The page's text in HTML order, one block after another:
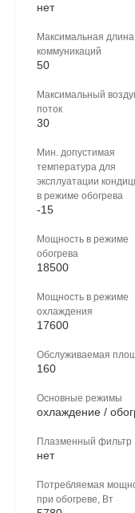
нет
Максимальная длина
коммуникаций
50
Максимальный
поток
30
Мин. допустимая
температура для
эксплуатации
в режиме обогрева
-15
Мощность в режиме
обогрева
18500
Мощность в режиме
охлаждения
17600
Обслуживаемая
160
Основные режимы
охлаждение /
Плазменный фильтр
нет
Потребляемая
при обогреве, Вт